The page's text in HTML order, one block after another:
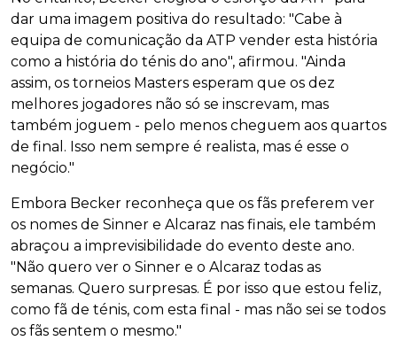
dar uma imagem positiva do resultado: "Cabe à
equipa de comunicação da ATP vender esta história
como a história do ténis do ano", afirmou. "Ainda
assim, os torneios Masters esperam que os dez
melhores jogadores não só se inscrevam, mas
também joguem - pelo menos cheguem aos quartos
de final. Isso nem sempre é realista, mas é esse o
negócio."
Embora Becker reconheça que os fãs preferem ver
os nomes de Sinner e Alcaraz nas finais, ele também
abraçou a imprevisibilidade do evento deste ano.
"Não quero ver o Sinner e o Alcaraz todas as
semanas. Quero surpresas. É por isso que estou feliz,
como fã de ténis, com esta final - mas não sei se todos
os fãs sentem o mesmo."